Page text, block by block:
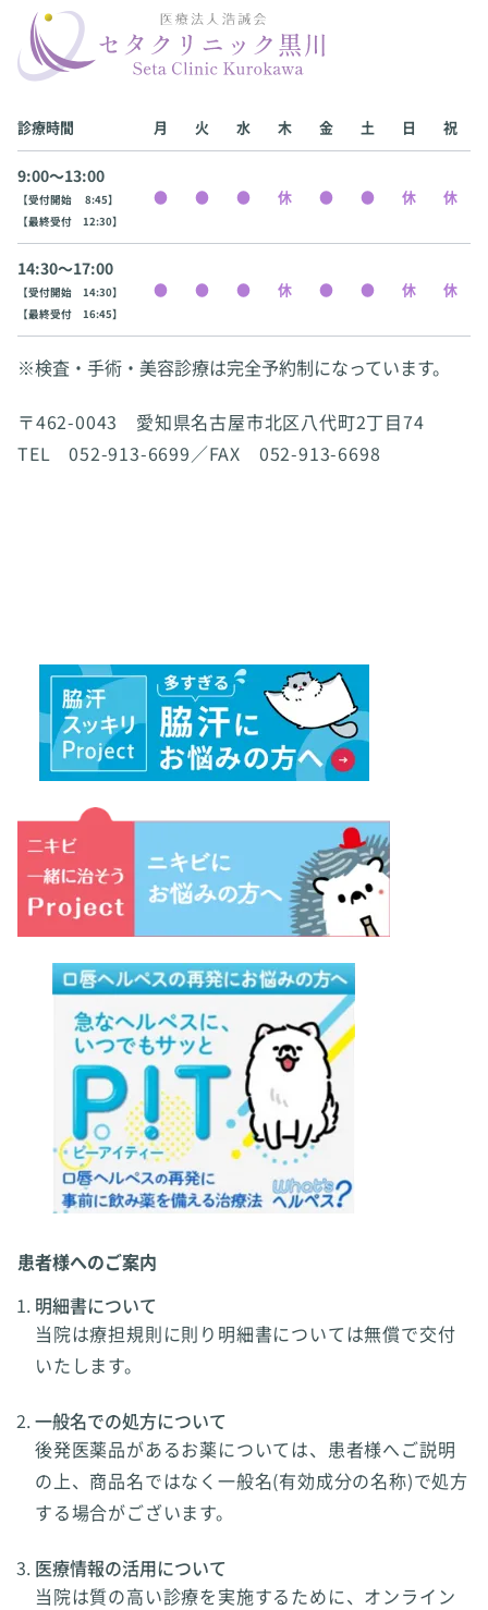
診療時間 月 火 水 木 金 土 日 祝
9:00〜13:00
【受付開始 8:45】
【最終受付 12:30】
14:30〜17:00
【受付開始 14:30】
【最終受付 16:45】
※検査・手術・美容診療は完全予約制になっています。
〒462-0043 愛知県名古屋市北区八代町2丁目74
TEL 052-913-6699／FAX 052-913-6698
患者様へのご案内
明細書について
当院は療担規則に則り明細書については無償で交付
いたします。
一般名での処方について
後発医薬品があるお薬については、患者様へご説明
の上、商品名ではなく一般名(有効成分の名称)で処方
する場合がございます。
医療情報の活用について
当院は質の高い診療を実施するために、オンライン